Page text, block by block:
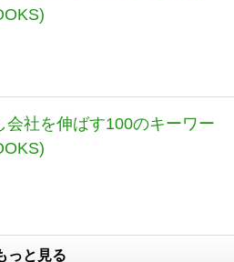
会社を伸ばす100のキーワー
っと見る